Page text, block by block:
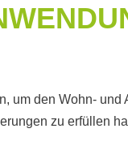
um den Wohn- und
zu erfüllen